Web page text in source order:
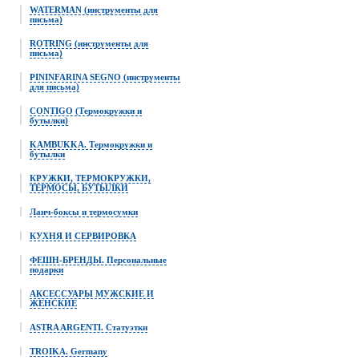
WATERMAN (инструменты для
письма)
ROTRING (инструменты для
письма)
PININFARINA SEGNO (инструменты
для письма)
CONTIGO (Термокружки и
бутылки)
KAMBUKKA. Термокружки и
бутылки
КРУЖКИ, ТЕРМОКРУЖКИ,
ТЕРМОСЫ, БУТЫЛКИ
Ланч-боксы и термосумки
КУХНЯ И СЕРВИРОВКА
ФЕШН-БРЕНДЫ. Персональные
подарки
АКСЕССУАРЫ МУЖСКИЕ И
ЖЕНСКИЕ
ASTRA ARGENTI. Статуэтки
TROIKA. Germany